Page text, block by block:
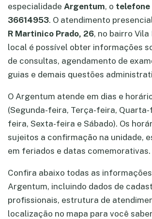
especialidade Argentum, o telefone
36614953. O atendimento
R Martinico Prado, 26, no bairro Vila
local é possível obter informações
de consultas, agendamento de
guias e demais questões
O Argentum atende em dias e
(Segunda-feira, Terça-feira,
feira, Sexta-feira e Sábado). Os
sujeitos a confirmação na unidade,
em feriados e datas comemorativas.
Confira abaixo todas as
Argentum, incluindo dados de
profissionais, estrutura de
localização no mapa para você